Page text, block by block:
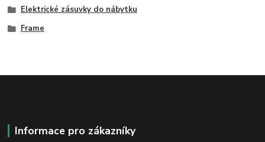
Elektrické zásuvky do nábytku
Frame
Informace pro zákazníky